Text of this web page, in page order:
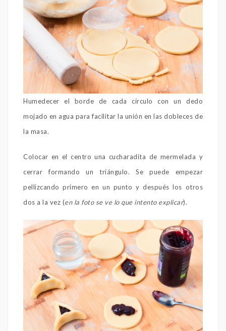
Humedecer el borde de cada círculo con un dedo
mojado en agua para facilitar la unión en las dobleces de
la masa.
Colocar en el centro una cucharadita de mermelada y
cerrar formando un triángulo. Se puede empezar
pellizcando primero en un punto y después los otros
dos a la vez (en la foto se ve lo que intento explicar).